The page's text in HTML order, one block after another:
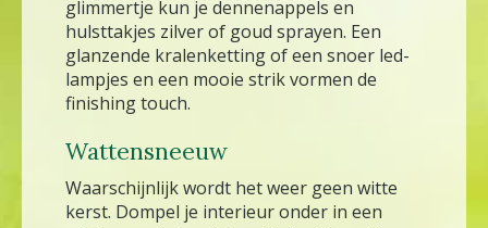
glimmertje kun je dennenappels en
hulsttakjes zilver of goud sprayen. Een
glanzende kralenketting of een snoer led-
lampjes en een mooie strik vormen de
finishing touch.
Wattensneeuw
Waarschijnlijk wordt het weer geen witte
kerst. Dompel je interieur onder in een